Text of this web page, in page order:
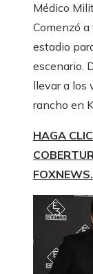
Médico
Comenzó
estadio
escenario.
llevar a los
rancho en
HAGA